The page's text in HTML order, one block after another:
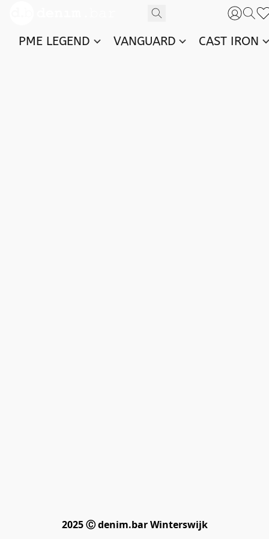
PME LEGEND VANGUARD CAST IRON
2025 Ⓒ denim.bar Winterswijk